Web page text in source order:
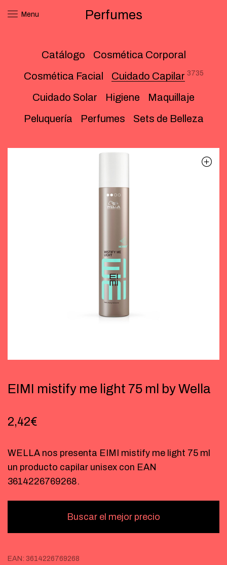
Menu Perfumes
Catálogo
Cosmética Corporal
Cosmética Facial
Cuidado Capilar 3735
Cuidado Solar Higiene
Maquillaje
Peluquería
Perfumes Sets de Belleza
EIMI mistify me light 75 ml by Wella
2,42€
WELLA nos presenta EIMI mistify me light 75 ml
un producto capilar unisex con EAN
3614226769268.
Buscar el mejor precio
EAN: 3614226769268